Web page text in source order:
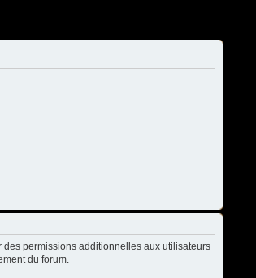
des permissions additionnelles aux utilisateurs
du forum.